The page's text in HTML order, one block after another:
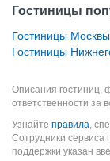
Гостиницы
Гостиницы Москвы
Гостиницы
Описания гостиниц,
ответственности за
Узнайте правила,
Сотрудники сервиса
поддержки указан